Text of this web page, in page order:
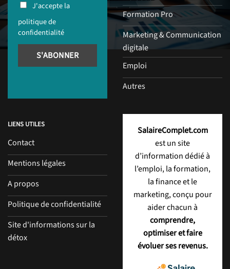
J'accepte la
politique de
confidentialité
Formation Pro
Marketing & Communication
digitale
Emploi
Autres
LIENS UTILES
Contact
Mentions légales
A propos
Politique de confidentialité
Site d'informations sur la
détox
SalaireComplet.com
est un site
d’information dédié à
l’emploi, la formation,
la finance et le
marketing, conçu pour
aider chacun à
comprendre,
optimiser et faire
évoluer ses revenus.